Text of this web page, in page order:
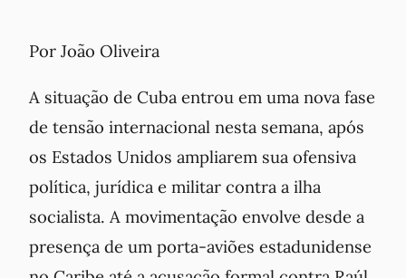
Por João Oliveira
A situação de Cuba entrou em uma nova fase
de tensão internacional nesta semana, após
os Estados Unidos ampliarem sua ofensiva
política, jurídica e militar contra a ilha
socialista. A movimentação envolve desde a
presença de um porta-aviões estadunidense